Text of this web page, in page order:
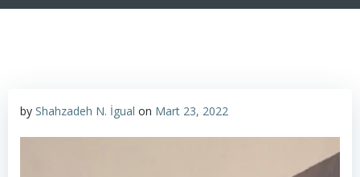
by Shahzadeh N. İgual on Mart 23, 2022